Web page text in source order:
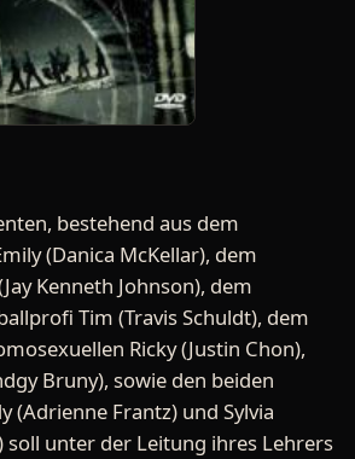
bestehend aus dem
(Danica McKellar), dem
Kenneth Johnson), dem
Tim (Travis Schuldt), dem
Ricky (Justin Chon),
Bruny), sowie den beiden
(Adrienne Frantz) und Sylvia
soll unter der Leitung ihres Lehrers